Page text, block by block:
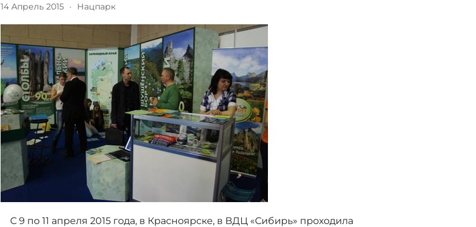
14 Апрель 2015 · Нацпарк
С 9 по 11 апреля 2015 года, в Красноярске, в ВДЦ «Сибирь» проходила